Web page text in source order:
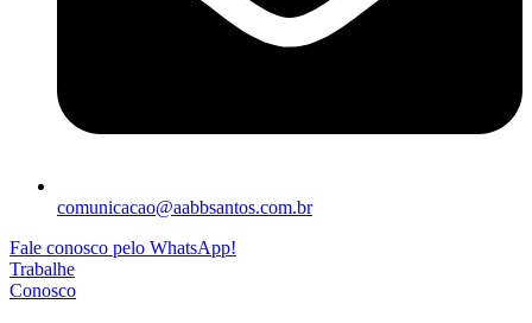
comunicacao@aabbsantos.com.br
Fale conosco pelo WhatsApp!
Trabalhe
Conosco